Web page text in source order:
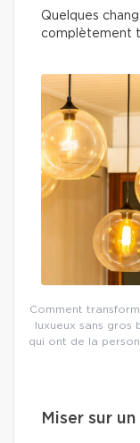
Quelques
complètement
Comment
luxueux sans gros
qui ont de la
Miser sur